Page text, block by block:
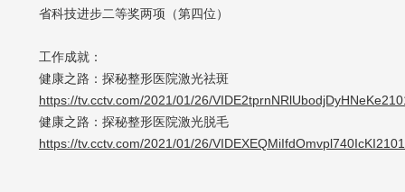
省科技进步二等奖两项（第四位）
工作成就：
健康之路：探秘整形医院激光祛斑
https://tv.cctv.com/2021/01/26/
健康之路：探秘整形医院激光脱毛
https://tv.cctv.com/2021/01/26/